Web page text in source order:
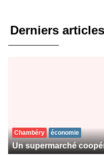
Derniers articles
Chambéry économie
Un supermarché